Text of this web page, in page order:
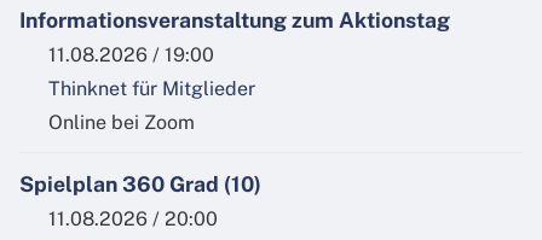
Informationsveranstaltung zum Aktionstag
11.08.2026 / 19:00
Thinknet für Mitglieder
Online bei Zoom
Spielplan 360 Grad (10)
11.08.2026 / 20:00